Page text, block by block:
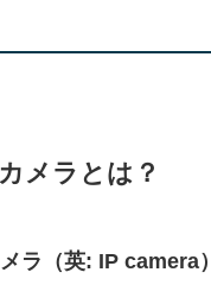
メラとは？
ラ（英: IP camera）